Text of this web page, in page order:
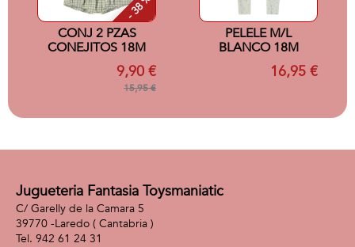
- 38 %
CONJ 2 PZAS
CONEJITOS 18M
9,90 €
15,95 €
PELELE M/L
BLANCO 18M
16,95 €
Jugueteria Fantasia Toysmaniatic
C/ Garelly de la Camara 5
39770 -Laredo ( Cantabria )
942 61 24 31